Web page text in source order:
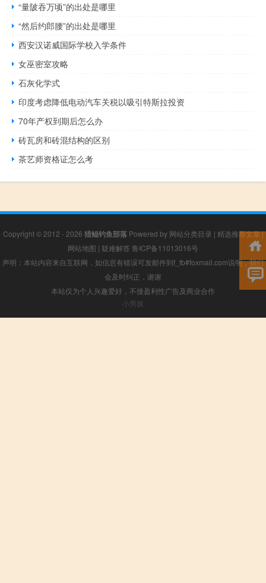
“量陂吞万顷”的出处是哪里
“然后约郎腰”的出处是哪里
西安汉诺威国际学校入学条件
女巫密室攻略
石灰化学式
印度考虑降低电动汽车关税以吸引特斯拉投资
70年产权到期后怎么办
砖瓦房和砖混结构的区别
茶艺师资格证怎么考
Copyright © 2012 - 2026 猎鲲钓鱼部落Powered by 网站分类目录 | 精选推荐文章|
网站地图 | 疑难解答 鲁ICP备11013016号
声明：本站内容来自互联网，如信息有错误可发邮件到f_fb#foxmail.com说明，我们
会及时纠正，谢谢
本站仅为个人兴趣爱好，不接盈利性广告及商业合作
小男孩